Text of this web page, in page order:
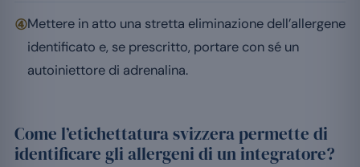
④Mettere in atto una stretta eliminazione dell’allergene
identificato e, se prescritto, portare con sé un
autoiniettore di adrenalina.
Come l’etichettatura svizzera permette di
identificare gli allergeni di un integratore?